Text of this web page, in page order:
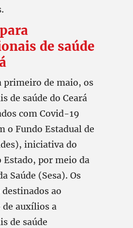
de saúde
primeiro de maio, os
de saúde do Ceará
com Covid-19
o Fundo Estadual de
iniciativa do
Estado, por meio da
Saúde (Sesa). Os
ao
de auxílios a
de saúde